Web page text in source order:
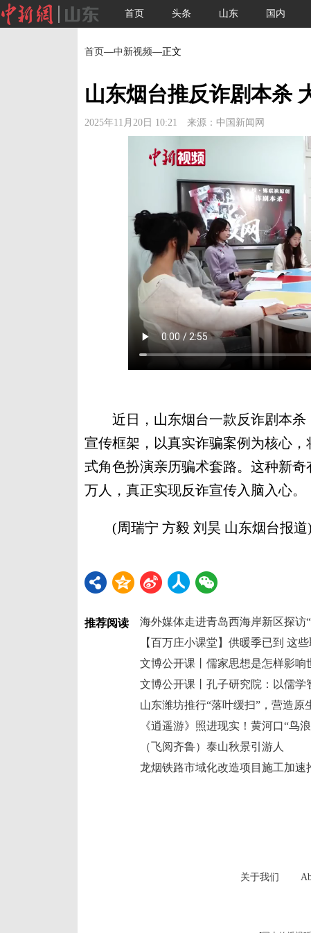
首页 头条 山东 国内
首页—中新视频—正文
山东烟台推反诈剧本杀
2025年11月20日 10:21 来源：中国新闻网
近日，山东烟台一款反诈剧本杀
宣传框架，以真实诈骗案例为核心
式角色扮演亲历骗术套路。这种新
万人，真正实现反诈宣传入脑入心。
(周瑞宁 方毅 刘昊 山东烟台报道)
推荐阅读
海外媒体走进青岛西海岸新区探访
【百万庄小课堂】供暖季已到 这
文博公开课丨儒家思想是怎样影响
文博公开课丨孔子研究院：以儒学
山东潍坊推行“落叶缓扫”，营造原
《逍遥游》照进现实！黄河口“鸟
（飞阅齐鲁）泰山秋景引游人
龙烟铁路市域化改造项目施工加速
关于我们